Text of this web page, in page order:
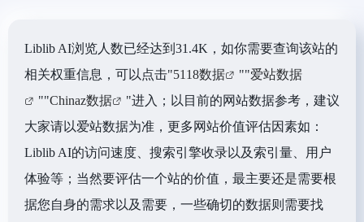
Liblib AI浏览人数已经达到31.4K，如你需要查询该站的
相关权重信息，可以点击"5118数据 ""爱站数据
""Chinaz数据
"进入；以目前的网站数据参考，建议
大家请以爱站数据为准，更多网站价值评估因素如：
Liblib AI的访问速度、搜索引擎收录以及索引量、用户
体验等；当然要评估一个站的价值，最主要还是需要根
据您自身的需求以及需要，一些确切的数据则需要找